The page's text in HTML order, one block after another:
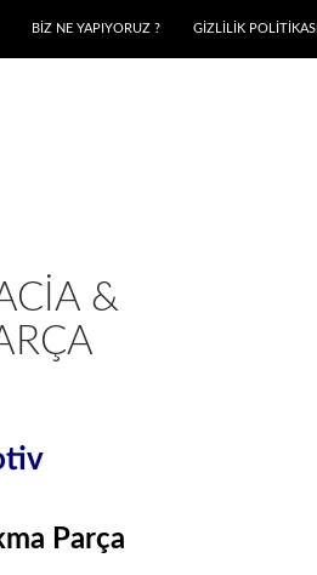
BIZ NE YAPIYORUZ ? GIZLILIK POLITIKASI
&
Parça